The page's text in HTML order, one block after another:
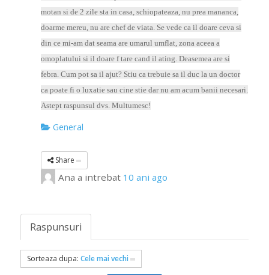
motan si de 2 zile sta in casa, schiopateaza, nu prea mananca,
doarme mereu, nu are chef de viata. Se vede ca il doare ceva si
din ce mi-am dat seama are umarul umflat, zona aceea a
omoplatului si il doare f tare cand il ating. Deasemea are si
febra. Cum pot sa il ajut? Stiu ca trebuie sa il duc la un doctor
ca poate fi o luxatie sau cine stie dar nu am acum banii necesari.
Astept raspunsul dvs. Multumesc!
General
Share
Ana a intrebat 10 ani ago
Raspunsuri
Sorteaza dupa: Cele mai vechi